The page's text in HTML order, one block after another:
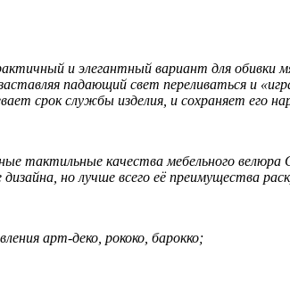
и элегантный вариант для обивки
падающий свет переливаться и
срок службы изделия, и сохраняет его
тактильные качества мебельного
дизайна, но лучше всего её преимущества
арт-деко, рококо, барокко;